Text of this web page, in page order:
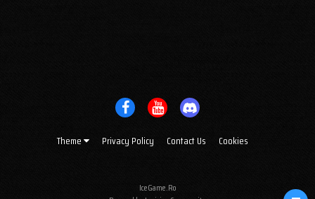
Theme Privacy Policy Contact Us Cookies
IceGame.Ro